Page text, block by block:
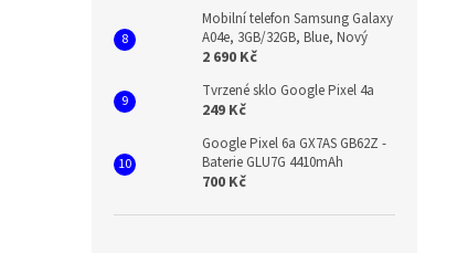
Mobilní telefon Samsung Galaxy
A04e, 3GB/32GB, Blue, Nový
2 690 Kč
Tvrzené sklo Google Pixel 4a
249 Kč
Google Pixel 6a GX7AS GB62Z -
Baterie GLU7G 4410mAh
700 Kč